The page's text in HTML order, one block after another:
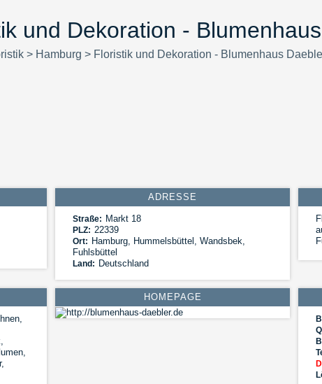
und Dekoration -
> Hamburg > Floristik und Dekoration - Blumenhaus
ADRESSE
Straße: Markt 18
PLZ: 22339
Ort: Hamburg, Hummelsbüttel, Wandsbek,
Fuhlsbüttel
Land: Deutschland
HOMEPAGE